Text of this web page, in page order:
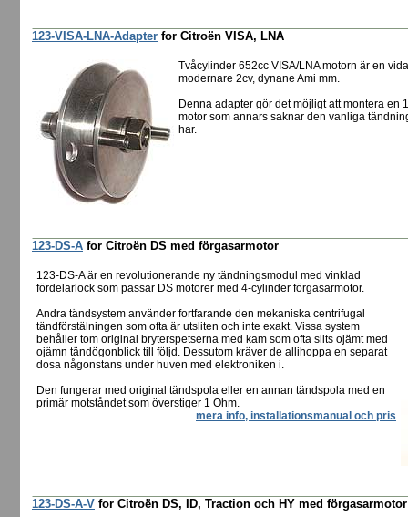
123-VISA-LNA-Adapter for Citroën VISA, LNA
Tvåcylinder 652cc VISA/LNA motorn är en
modernare 2cv, dynane Ami mm.
Denna adapter gör det möjligt att montera en
motor som annars saknar den vanliga
har.
123-DS-A for Citroën DS med förgasarmotor
123-DS-A är en revolutionerande ny tändningsmodul med vinklad
fördelarlock som passar DS motorer med 4-cylinder förgasarmotor.
Andra tändsystem använder fortfarande den mekaniska centrifugal
tändförstälningen som ofta är utsliten och inte exakt. Vissa system
behåller tom original bryterspetserna med kam som ofta slits ojämt med
ojämn tändögonblick till följd. Dessutom kräver de allihoppa en separat
dosa någonstans under huven med elektroniken i.
Den fungerar med original tändspola eller en annan tändspola med en
primär motståndet som överstiger 1 Ohm.
mera info, installationsmanual och pris
123-DS-A-V for Citroën DS, ID, Traction och HY med